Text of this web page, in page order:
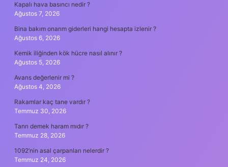
Kapalı hava basıncı nedir ?
Ağustos 7, 2026
Bina bakım onarım giderleri hangi hesapta izlenir ?
Ağustos 6, 2026
Kemik iliğinden kök hücre nasıl alınır ?
Ağustos 5, 2026
Avans değerlenir mi ?
Ağustos 4, 2026
Rakamlar kaç tane vardır ?
Temmuz 30, 2026
Tanrı demek haram mıdır ?
Temmuz 28, 2026
1092’nin asal çarpanları nelerdir ?
Temmuz 24, 2026